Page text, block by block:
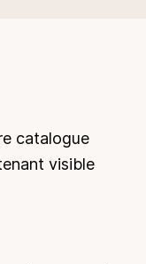
catalogue
visible